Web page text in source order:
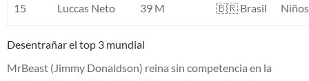
15 Luccas Neto 39 M 🇧🇷 Brasil Niños
Desentrañar el top 3 mundial
MrBeast (Jimmy Donaldson) reina sin competencia en la